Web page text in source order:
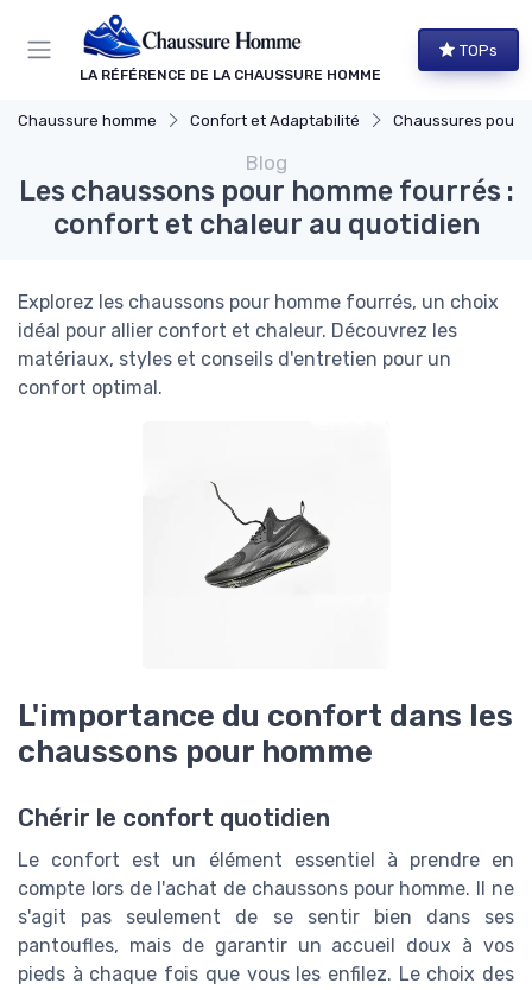
LA RÉFÉRENCE DE LA CHAUSSURE HOMME
TOPs
Chaussure homme Confort et Adaptabilité Chaussures pour Pieds
Blog
Les chaussons pour homme fourrés :
confort et chaleur au quotidien
Explorez les chaussons pour homme fourrés, un choix
idéal pour allier confort et chaleur. Découvrez les
matériaux, styles et conseils d'entretien pour un
confort optimal.
L'importance du confort dans les
chaussons pour homme
Chérir le confort quotidien
Le confort est un élément essentiel à prendre en
compte lors de l'achat de chaussons pour homme. Il ne
s'agit pas seulement de se sentir bien dans ses
pantoufles, mais de garantir un accueil doux à vos
pieds à chaque fois que vous les enfilez. Le choix des
Panneau de gestion des cookies